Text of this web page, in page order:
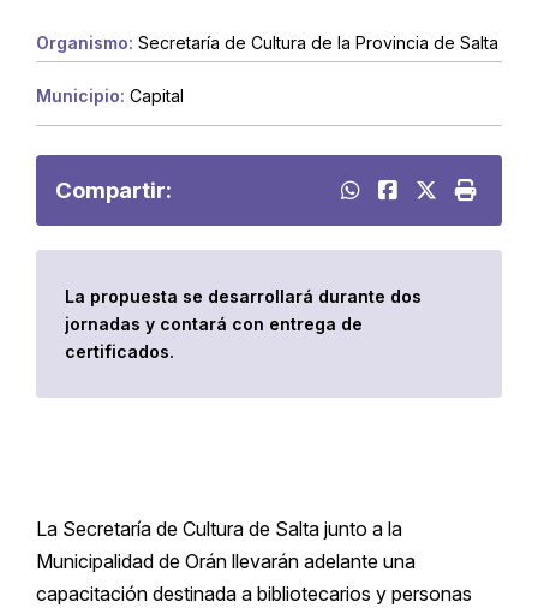
Organismo: Secretaría de Cultura de la Provincia de Salta
Municipio: Capital
Compartir:
La propuesta se desarrollará durante dos
jornadas y contará con entrega de
certificados.
La Secretaría de Cultura de Salta junto a la
Municipalidad de Orán llevarán adelante una
capacitación destinada a bibliotecarios y personas